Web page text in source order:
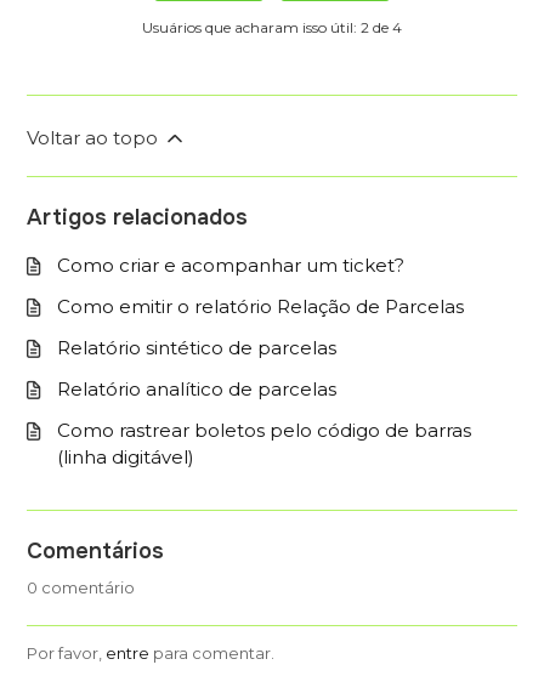
Usuários que acharam isso útil: 2 de 4
Voltar ao topo
Artigos relacionados
Como criar e acompanhar um ticket?
Como emitir o relatório Relação de Parcelas
Relatório sintético de parcelas
Relatório analítico de parcelas
Como rastrear boletos pelo código de barras
(linha digitável)
Comentários
0 comentário
Por favor, entre para comentar.